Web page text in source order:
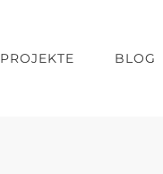
PROJEKTE BLOG